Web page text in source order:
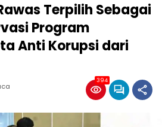
Terpilih Sebagai
Program
Anti Korupsi dari
394